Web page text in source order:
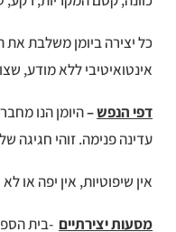
כל יצירה ביומן משלבת
אינטואיטיבי ללא מודע,
דפי הנפש–היומן הנו
עדינה פנימה. זוהי חגיגה
אין שיפוטיות, אין יפה או
מסעות יצירתיים -בית